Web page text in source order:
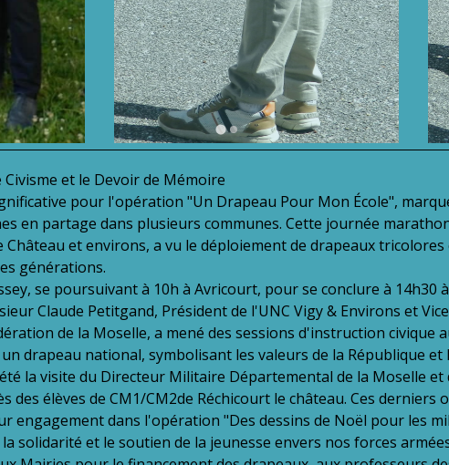
et le Devoir de Mémoire
pour l'opération "Un Drapeau Pour Mon École",
en partage dans plusieurs communes. Cette journée
et environs, a vu le déploiement de drapeaux
générations.
se poursuivant à 10h à Avricourt, pour se conclure à 14h30
Claude Petitgand, Président de l'UNC Vigy & Environs et
de la Moselle, a mené des sessions d'instruction civique
drapeau national, symbolisant les valeurs de la République et
la visite du Directeur Militaire Départemental de la Moselle
élèves de CM1/CM2de Réchicourt le château. Ces derniers
engagement dans l'opération "Des dessins de Noël pour les
solidarité et le soutien de la jeunesse envers nos forces